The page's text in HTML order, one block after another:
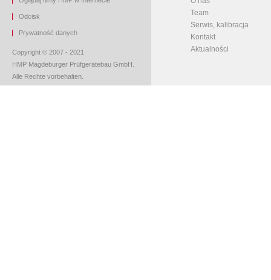
Odcisk
Prywatność danych
Copyright © 2007 - 2021
HMP Magdeburger Prüfgerätebau GmbH.
Alle Rechte vorbehalten.
Team
Serwis, kalibracja
Kontakt
Aktualności